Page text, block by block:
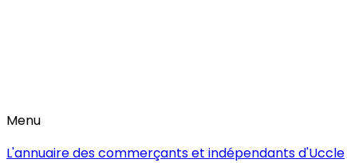
Menu
L'annuaire des commerçants et indépendants d'Uccle